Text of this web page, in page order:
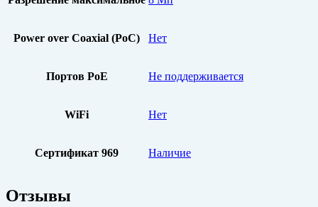
Power over Coaxial (PoC) Нет
Портов PoE Не поддерживается
WiFi Нет
Сертификат 969 Наличие
Отзывы